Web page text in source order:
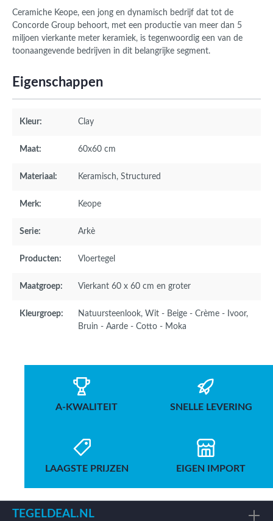
Ceramiche Keope, een jong en dynamisch bedrijf dat tot de
Concorde Group behoort, met een productie van meer dan 5
miljoen vierkante meter keramiek, is tegenwoordig een van de
toonaangevende bedrijven in dit belangrijke segment.
Eigenschappen
Kleur: Clay
Maat: 60x60 cm
Materiaal: Keramisch, Structured
Merk: Keope
Serie: Arkè
Producten: Vloertegel
Maatgroep: Vierkant 60 x 60 cm en groter
Kleurgroep: Natuursteenlook, Wit - Beige - Crème - Ivoor,
Bruin - Aarde - Cotto - Moka
A-KWALITEIT SNELLE LEVERING
LAAGSTE PRIJZEN EIGEN IMPORT
TEGELDEAL.NL